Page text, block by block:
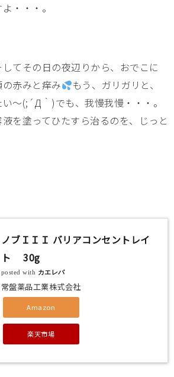
・・・。
てその日の夜辺りから、おでこに
赤みと痒み
もう、ガリガリと、
～(;´Д｀)でも、我慢我慢・・・。
を塗ってひたすら治るのを、じっと
ノブＩＩＩ バリアコンセントレイ
ト 30g
posted with カエレバ
常盤薬品工業株式会社
Amazon
楽天市場